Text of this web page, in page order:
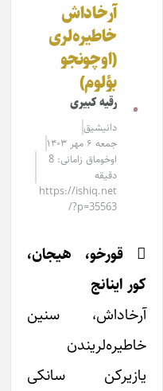
آرخاداش
خاطیره‌لری
(اوچونجو
بؤلوم)
رقیه کبیری
دانیشیق
جمعه ۶ مهر ۱۴۰۳
اوخوماق زامانی: 8
دقیقه
https://ishiq.net
/?p=35563
 قورخو، هیجان،
کور اینانج
آرخاداش، سنین
خاطیره‌لریندن
یازیرکن سانکی